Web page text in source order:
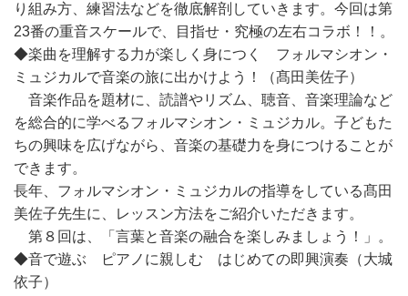
り組み方、練習法などを徹底解剖していきます。今回は第
23番の重音スケールで、目指せ・究極の左右コラボ！！。
◆楽曲を理解する力が楽しく身につく フォルマシオン・
ミュジカルで音楽の旅に出かけよう！（髙田美佐子）
音楽作品を題材に、読譜やリズム、聴音、音楽理論など
を総合的に学べるフォルマシオン・ミュジカル。子どもた
ちの興味を広げながら、音楽の基礎力を身につけることが
できます。
長年、フォルマシオン・ミュジカルの指導をしている髙田
美佐子先生に、レッスン方法をご紹介いただきます。
第８回は、「言葉と音楽の融合を楽しみましょう！」。
◆音で遊ぶ ピアノに親しむ はじめての即興演奏（大城
依子）